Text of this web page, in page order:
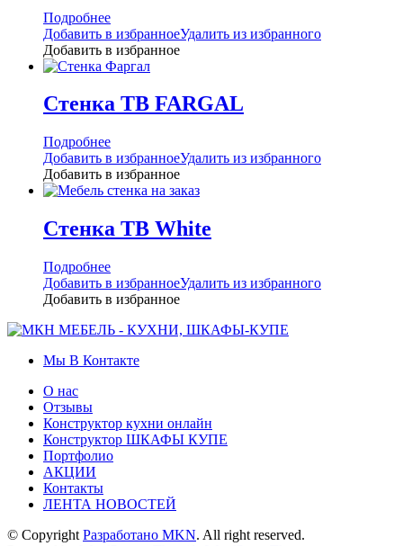
Подробнее
Добавить в избранноеУдалить из избранного
Добавить в избранное
Стенка ТВ FARGAL
Подробнее
Добавить в избранноеУдалить из избранного
Добавить в избранное
Стенка ТВ White
Подробнее
Добавить в избранноеУдалить из избранного
Добавить в избранное
Мы В Контакте
О нас
Отзывы
Конструктор кухни онлайн
Конструктор ШКАФЫ КУПЕ
Портфолио
АКЦИИ
Контакты
ЛЕНТА НОВОСТЕЙ
© Copyright Разработано MKN. All right reserved.